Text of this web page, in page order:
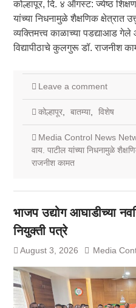
कोल्हापूर, दि. ४ ऑगस्ट: ज्येष्ठ
यांच्या निधनामुळे शैक्षणिक क्षेत्रात
व्यक्तिमत्त्व काळाच्या पडद्याआड
विद्यापीठाचे कुलगुरू डॉ. राजनीश
Leave a comment
कोल्हापूर, बातम्या, विशेष
Media Control News
वाय. पाटील यांच्या निधनामुळे
राजनीश कामत
भाजप उद्योग आघाडीच्या
नियुक्ती पत्रे
August 3, 2026 Media